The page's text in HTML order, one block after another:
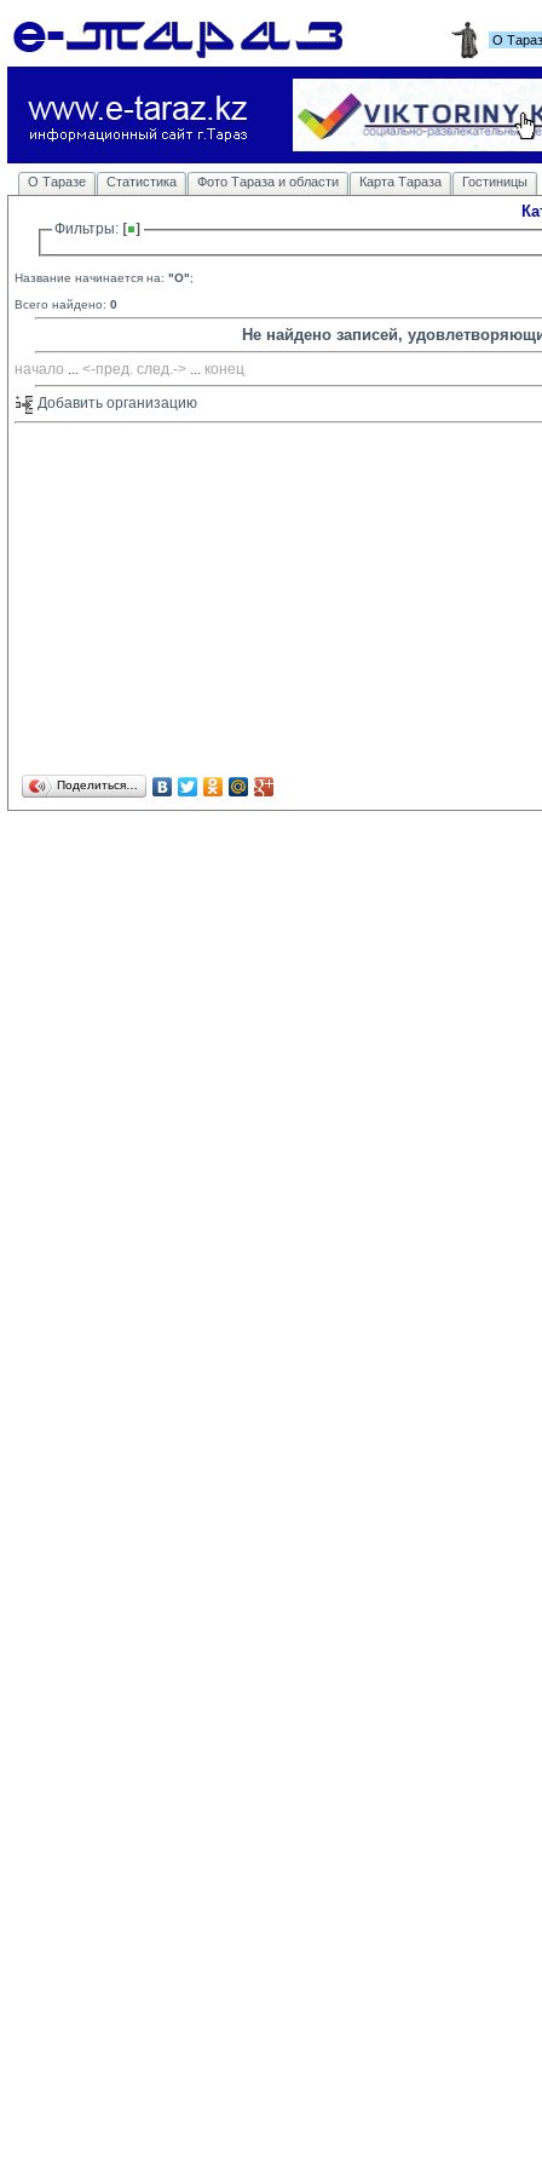
О
О Таразе Статистика Фото Тараза и области Карта Тараза Гостиницы
Фильтры:
Название начинается на: "О";
Всего найдено: 0
Не найдено записей,
начало ... <-пред. след.-> ... конец
Добавить организацию
Поделиться…